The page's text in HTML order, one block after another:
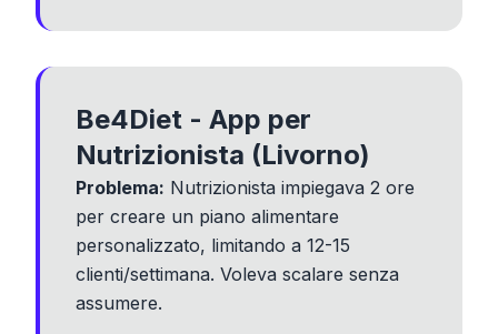
Be4Diet - App per
Nutrizionista (Livorno)
Problema: Nutrizionista impiegava 2 ore
per creare un piano alimentare
personalizzato, limitando a 12-15
clienti/settimana. Voleva scalare senza
assumere.